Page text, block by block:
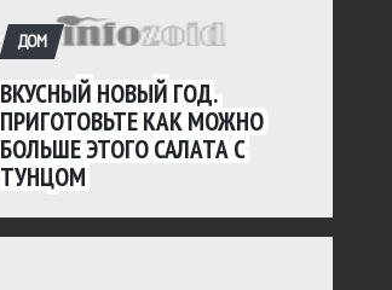
ДОМ
ВКУСНЫЙ НОВЫЙ ГОД.
ПРИГОТОВЬТЕ КАК МОЖНО
БОЛЬШЕ ЭТОГО САЛАТА С
ТУНЦОМ